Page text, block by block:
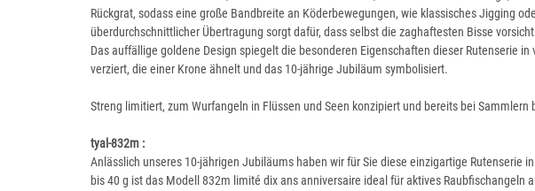
Rückgrat, sodass eine große Bandbreite an Köderbewegungen, wie klassisches Jigging
überdurchschnittlicher Übertragung sorgt dafür, dass selbst die zaghaftesten Bisse
Das auffällige goldene Design spiegelt die besonderen Eigenschaften dieser Rutenserie
verziert, die einer Krone ähnelt und das 10-jährige Jubiläum symbolisiert.
Streng limitiert, zum Wurfangeln in Flüssen und Seen konzipiert und bereits bei
tyal-832m :
Anlässlich unseres 10-jährigen Jubiläums haben wir für Sie diese einzigartige
bis 40 g ist das Modell 832m limité dix ans anniversaire ideal für aktives